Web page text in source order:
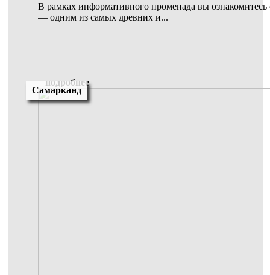
В рамках информативного променада вы
— одним из самых древних и...
подробнее
Самарканд